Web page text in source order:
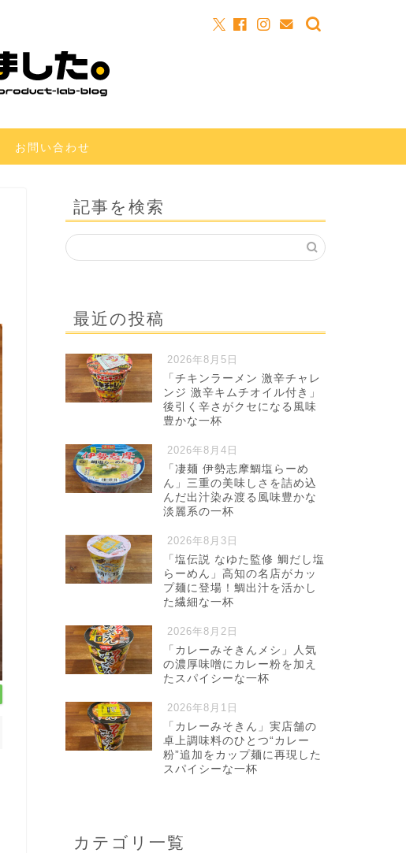
お問い合わせ
記事を検索
最近の投稿
2026年8月5日
「チキンラーメン 激辛チャレ
ンジ 激辛キムチオイル付き」
後引く辛さがクセになる風味
豊かな一杯
2026年8月4日
「凄麺 伊勢志摩鯛塩らーめ
ん」三重の美味しさを詰め込
んだ出汁染み渡る風味豊かな
淡麗系の一杯
2026年8月3日
「塩伝説 なゆた監修 鯛だし塩
らーめん」高知の名店がカッ
プ麺に登場！鯛出汁を活かし
た繊細な一杯
2026年8月2日
「カレーみそきんメシ」人気
の濃厚味噌にカレー粉を加え
たスパイシーな一杯
2026年8月1日
「カレーみそきん」実店舗の
卓上調味料のひとつ“カレー
粉”追加をカップ麺に再現した
スパイシーな一杯
カテゴリ一覧